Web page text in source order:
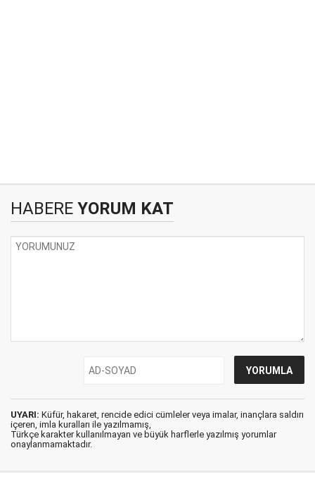
HABERE YORUM KAT
UYARI: Küfür, hakaret, rencide edici cümleler veya imalar, inançlara saldırı
içeren, imla kuralları ile yazılmamış,
Türkçe karakter kullanılmayan ve büyük harflerle yazılmış yorumlar
onaylanmamaktadır.